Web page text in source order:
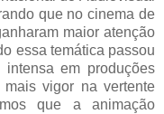
que no cinema de
maior atenção
essa temática passou
em produções
vigor na vertente
que a animação